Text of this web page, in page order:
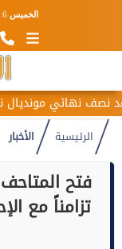
الخميس 6 أغسطس 2026
نهائي مونديال
الرئيسية الأخبار
فتح
تزامناً مع